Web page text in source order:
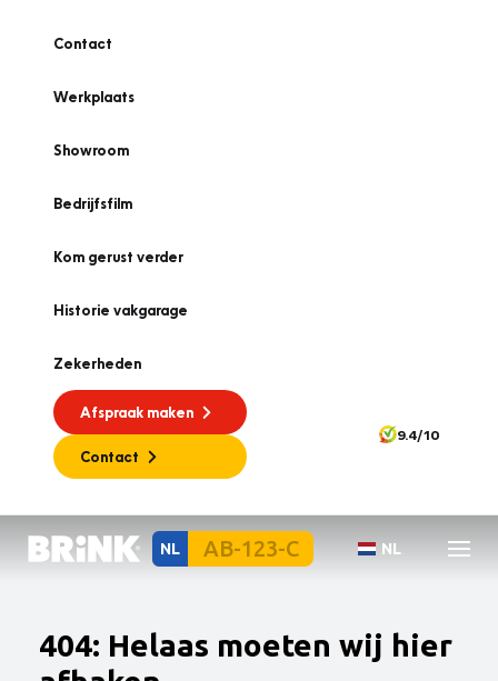
Contact
Werkplaats
Showroom
Bedrijfsfilm
Kom gerust verder
Historie vakgarage
Zekerheden
Afspraak maken
Contact
9.4/10